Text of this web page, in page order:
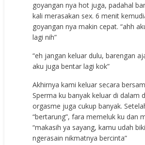
goyangan nya hot juga, padahal
kali merasakan sex. 6 menit
goyangan nya makin cepat. “ahh
lagi nih”
“eh jangan keluar dulu, barengan
aku juga bentar lagi kok”
Akhirnya kami keluar secara
Sperma ku banyak keluar di dalam
orgasme juga cukup banyak.
“bertarung”, fara memeluk ku dan
“makasih ya sayang, kamu udah
ngerasain nikmatnya bercinta”